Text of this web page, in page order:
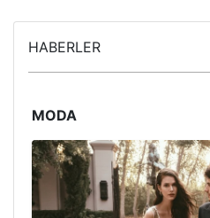
HABERLER
MODA